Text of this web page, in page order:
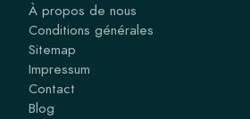
À propos de nous
Conditions générales
Sitemap
Impressum
Contact
Blog